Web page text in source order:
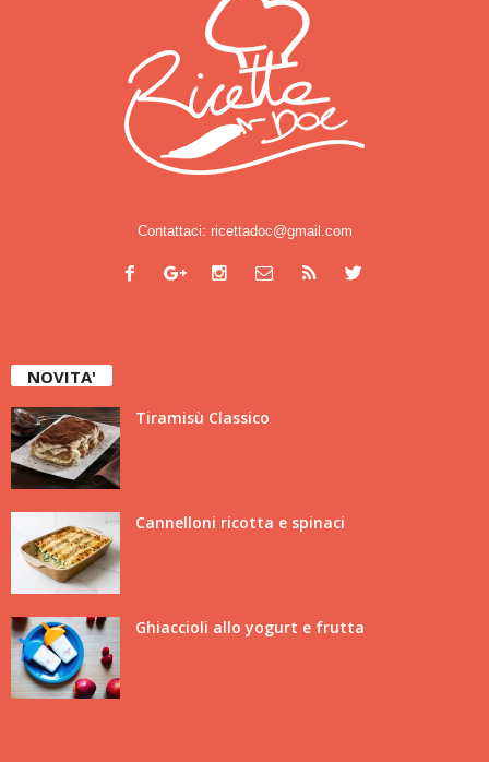
Contattaci: ricettadoc@gmail.com
NOVITA'
Tiramisù Classico
Cannelloni ricotta e spinaci
Ghiaccioli allo yogurt e frutta